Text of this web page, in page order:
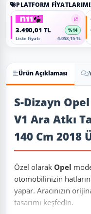
PLATFORM
3.490,01 TL
%14
Liste fiyatı
4.058,15 TL
Ürün Açıklaması
Ürün Açıklaması
S-Dizayn
V1 Ara Atkı
140 Cm 2018
Özel olarak Opel
otomobilinizin
yapar. Aracınızın
tasarımı keşfedin.